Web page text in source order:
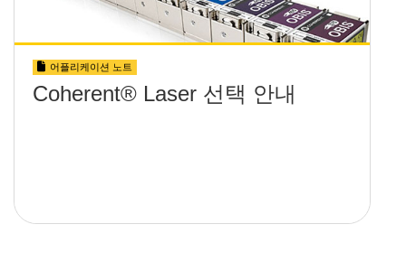
어플리케이션 노트
Coherent® Laser 선택 안내